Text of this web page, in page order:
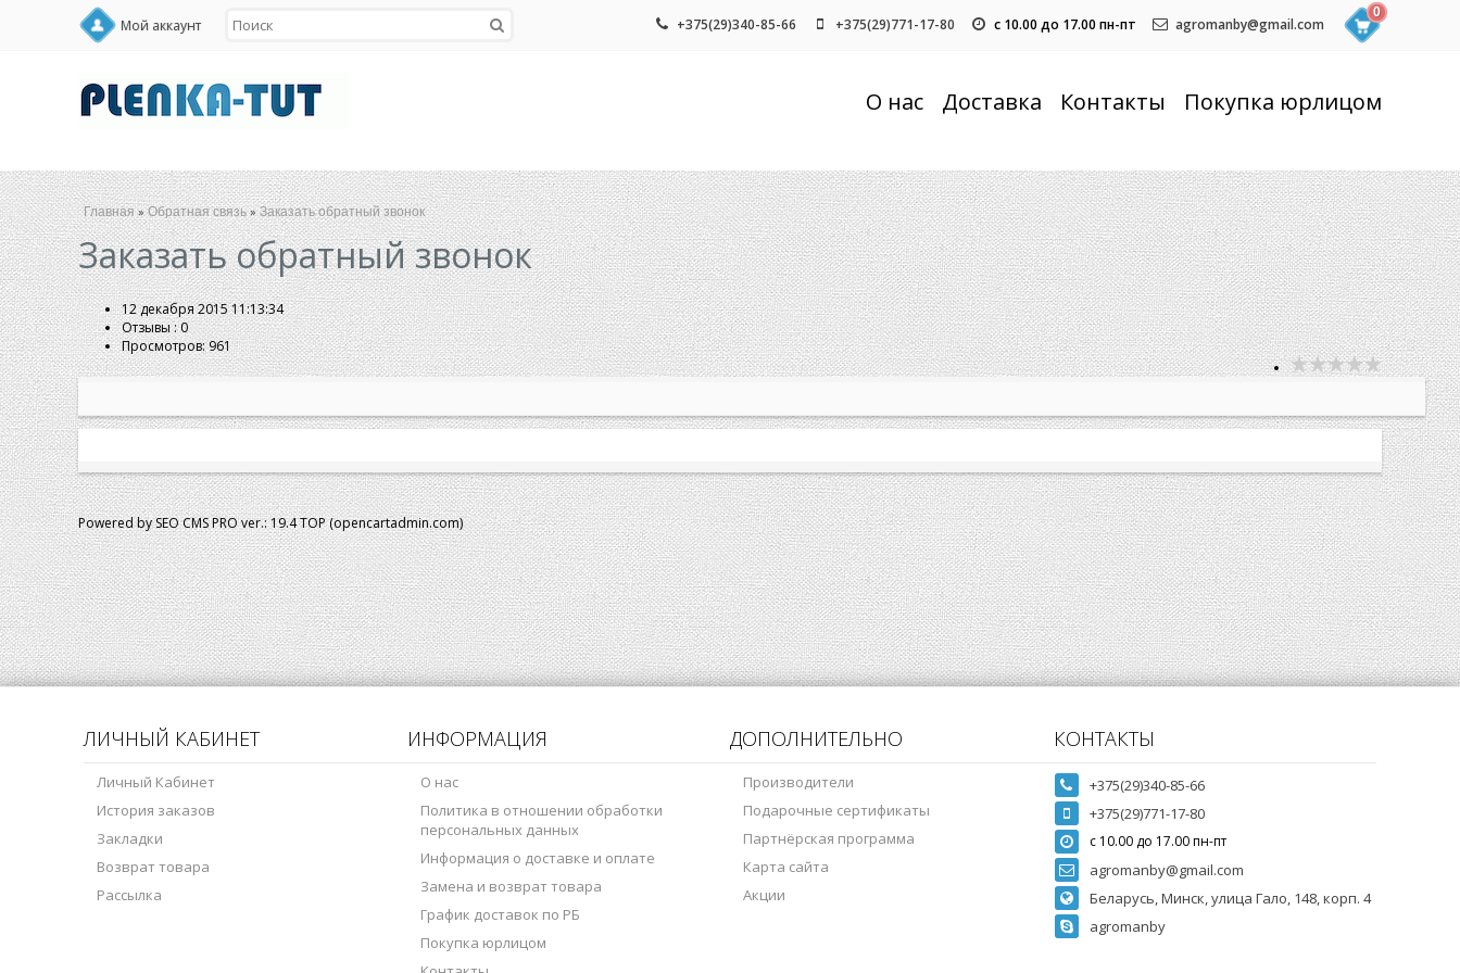
Мой аккаунт +375(29)340-85-66 +375(29)771-17-80 с 10.00 до 17.00 пн-пт agromanby@gmail.com
0
О нас Доставка Контакты Покупка юрлицом
Главная »Обратная связь »Заказать обратный звонок
Заказать обратный звонок
12 декабря 2015 11:13:34
Отзывы :0
Просмотров: 961
Powered by SEO CMS PRO ver.: 19.4 TOP (opencartadmin.com)
ЛИЧНЫЙ КАБИНЕТ
Личный Кабинет
История заказов
Закладки
Возврат товара
Рассылка
ИНФОРМАЦИЯ
О нас
Политика в отношении обработки
персональных данных
Информация о доставке и оплате
Замена и возврат товара
График доставок по РБ
Покупка юрлицом
ДОПОЛНИТЕЛЬНО
Производители
Подарочные сертификаты
Партнёрская программа
Карта сайта
Акции
КОНТАКТЫ
+375(29)340-85-66
+375(29)771-17-80
с 10.00 до 17.00 пн-пт
agromanby@gmail.com
Беларусь, Минск, улица Гало, 148, корп. 4
agromanby